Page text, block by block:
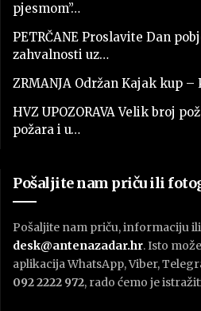
pjesmom”…
PETRČANE Proslavite Dan
zahvalnosti uz…
ZRMANJA Održan Kajak kup –
HVZ UPOZORAVA Velik broj
požara i u…
Pošaljite nam priču ili
Pošaljite nam priču, informaciju
desk@antenazadar.hr. Isto
aplikacija WhatsApp, Viber,
092 2222 972, rado ćemo je